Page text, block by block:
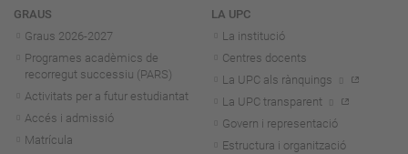
Navegació
GRAUS
Graus 2026-2027
Programes acadèmics de
recorregut successiu (PARS)
Activitats per a futur estudiantat
Accés i admissió
Matrícula
LA UPC
La institució
Centres docents
La UPC als rànquings
La UPC transparent
Govern i representació
Estructura i organització